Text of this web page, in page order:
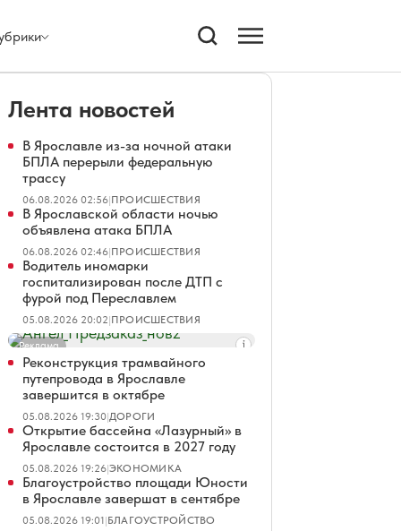
Лента новостей
В Ярославле из-за ночной атаки
БПЛА перерыли федеральную
трассу
06.08.2026 02:56|ПРОИСШЕСТВИЯ
В Ярославской области ночью
объявлена атака БПЛА
06.08.2026 02:46|ПРОИСШЕСТВИЯ
Водитель иномарки
госпитализирован после ДТП с
фурой под Переславлем
05.08.2026 20:02|ПРОИСШЕСТВИЯ
Реклама
Реконструкция трамвайного
путепровода в Ярославле
завершится в октябре
05.08.2026 19:30|ДОРОГИ
Открытие бассейна «Лазурный» в
Ярославле состоится в 2027 году
05.08.2026 19:26|ЭКОНОМИКА
Благоустройство площади Юности
в Ярославле завершат в сентябре
05.08.2026 19:01|БЛАГОУСТРОЙСТВО